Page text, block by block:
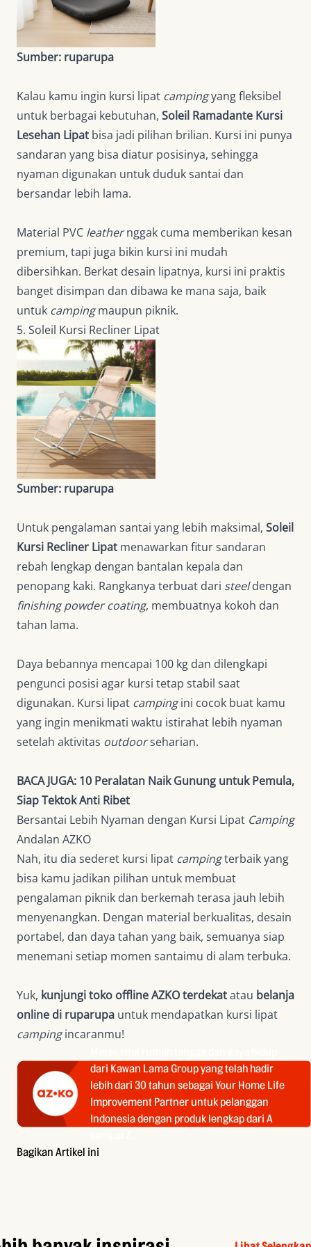
Sumber: ruparupa
Kalau kamu ingin kursi lipat campingyang fleksibel
untuk berbagai kebutuhan, Soleil Ramadante Kursi
Lesehan Lipat bisa jadi pilihan brilian. Kursi ini punya
sandaran yang bisa diatur posisinya, sehingga
nyaman digunakan untuk duduk santai dan
bersandar lebih lama.
Material PVC leathernggak cuma memberikan kesan
premium, tapi juga bikin kursi ini mudah
dibersihkan. Berkat desain lipatnya, kursi ini praktis
banget disimpan dan dibawa ke mana saja, baik
untuk campingmaupun piknik.
5. Soleil Kursi Recliner Lipat
Sumber: ruparupa
Untuk pengalaman santai yang lebih maksimal, Soleil
Kursi Recliner Lipat menawarkan fitur sandaran
rebah lengkap dengan bantalan kepala dan
penopang kaki. Rangkanya terbuat dari steeldengan
finishing powder coating, membuatnya kokoh dan
tahan lama.
Daya bebannya mencapai 100 kg dan dilengkapi
pengunci posisi agar kursi tetap stabil saat
digunakan. Kursi lipat campingini cocok buat kamu
yang ingin menikmati waktu istirahat lebih nyaman
setelah aktivitas outdoorseharian.
BACA JUGA: 10 Peralatan Naik Gunung untuk Pemula,
Siap Tektok Anti Ribet
Bersantai Lebih Nyaman dengan Kursi Lipat Camping
Andalan AZKO
Nah, itu dia sederet kursi lipat campingterbaik yang
bisa kamu jadikan pilihan untuk membuat
pengalaman piknik dan berkemah terasa jauh lebih
menyenangkan. Dengan material berkualitas, desain
portabel, dan daya tahan yang baik, semuanya siap
menemani setiap momen santaimu di alam terbuka.
Yuk, kunjungi toko offline AZKO terdekatatau belanja
online di ruparupa untuk mendapatkan kursi lipat
campingincaranmu!
dari Kawan Lama Group yang telah hadir
lebih dari 30 tahun sebagai Your Home Life
Improvement Partner untuk pelanggan
Indonesia dengan produk lengkap dari A
Bagikan Artikel ini